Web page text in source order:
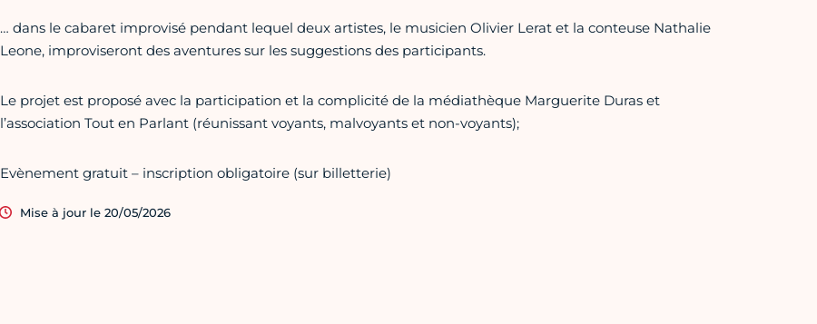
… dans le cabaret improvisé pendant lequel deux artistes, le musicien Olivier Lerat et la conteuse Nathalie
Leone, improviseront des aventures sur les suggestions des participants.
Le projet est proposé avec la participation et la complicité de la médiathèque Marguerite Duras et
l’association Tout en Parlant (réunissant voyants, malvoyants et non-voyants);
Evènement gratuit – inscription obligatoire (sur billetterie)
Mise à jour le 20/05/2026